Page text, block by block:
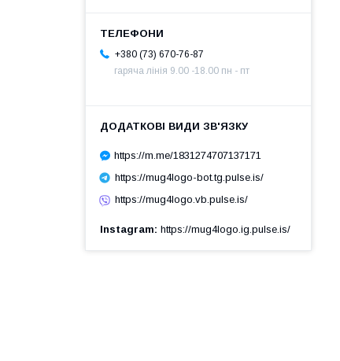
+380 (73) 670-76-87
гаряча лінія 9.00 -18.00 пн - пт
https://m.me/1831274707137171
https://mug4logo-bot.tg.pulse.is/
https://mug4logo.vb.pulse.is/
Instagram https://mug4logo.ig.pulse.is/